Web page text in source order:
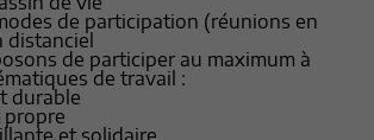
de participation (réunions en
distanciel
de participer au maximum à
de travail :
durable
propre
et solidaire